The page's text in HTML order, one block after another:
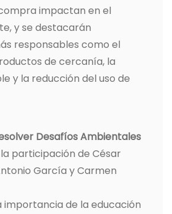
impactan en el
y se destacarán
responsables como el
de cercanía, la
y la reducción del uso de
Desafíos Ambientales
participación de César
García y Carmen
importancia de la educación